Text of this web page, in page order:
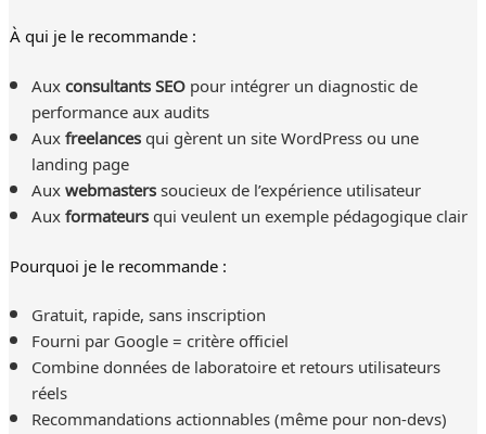
À qui je le recommande :
Auxconsultants SEOpour intégrer un diagnostic de
performance aux audits
Auxfreelancesqui gèrent un site WordPress ou une
landing page
Auxwebmasterssoucieux de l’expérience utilisateur
Auxformateursqui veulent un exemple pédagogique clair
Pourquoi je le recommande :
Gratuit, rapide, sans inscription
Fourni par Google = critère officiel
Combine données de laboratoire et retours utilisateurs
réels
Recommandations actionnables (même pour non-devs)